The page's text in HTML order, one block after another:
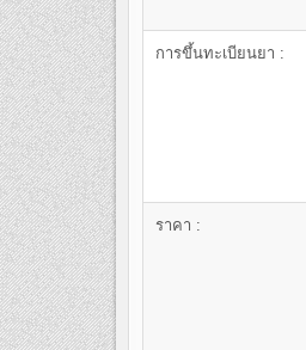
การขึ้นทะเบียนยา :
ราคา :